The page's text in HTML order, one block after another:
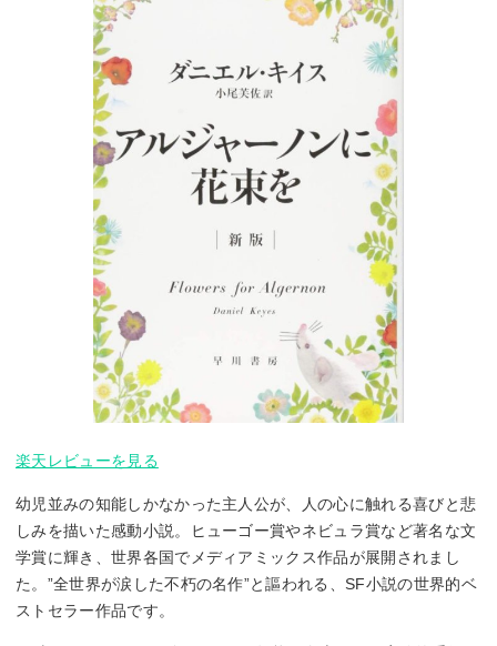
楽天レビューを見る
幼児並みの知能しかなかった主人公が、人の心に触れる喜びと悲
しみを描いた感動小説。ヒューゴー賞やネビュラ賞など著名な文
学賞に輝き、世界各国でメディアミックス作品が展開されまし
た。”全世界が涙した不朽の名作”と謳われる、SF小説の世界的ベ
ストセラー作品です。